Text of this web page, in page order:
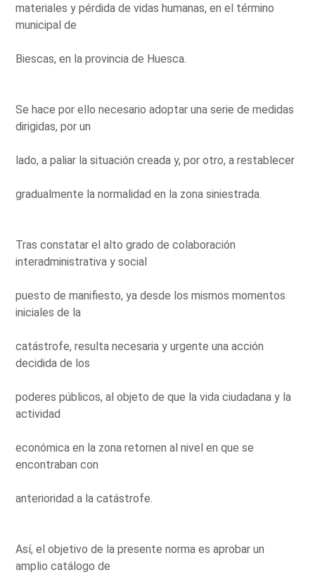
materiales y pérdida de vidas humanas, en el término
municipal de
Biescas, en la provincia de Huesca.
Se hace por ello necesario adoptar una serie de medidas
dirigidas, por un
lado, a paliar la situación creada y, por otro, a restablecer
gradualmente la normalidad en la zona siniestrada.
Tras constatar el alto grado de colaboración
interadministrativa y social
puesto de manifiesto, ya desde los mismos momentos
iniciales de la
catástrofe, resulta necesaria y urgente una acción
decidida de los
poderes públicos, al objeto de que la vida ciudadana y la
actividad
económica en la zona retornen al nivel en que se
encontraban con
anterioridad a la catástrofe.
Así, el objetivo de la presente norma es aprobar un
amplio catálogo de